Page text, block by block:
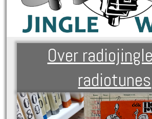
Over
radiotunes